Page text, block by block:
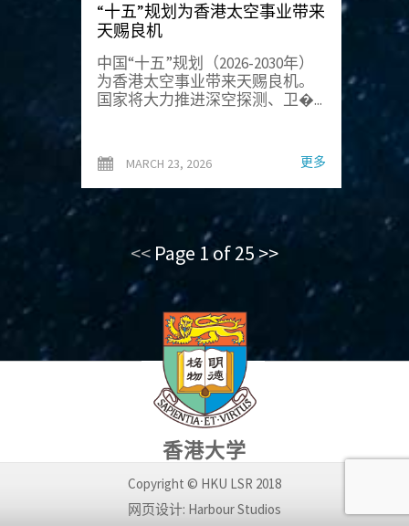
“十五”规划为香港太空事业带来
天赐良机
中国“十五”规划（2026-2030年）
为香港太空事业带来天赐良机。
国家将大力推进深空探测、卫�...
MARCH 23, 2026 更多
<< Page 1 of 25>>
香港大学
Copyright © HKU LSR 2018
网页设计: Harbour Studios